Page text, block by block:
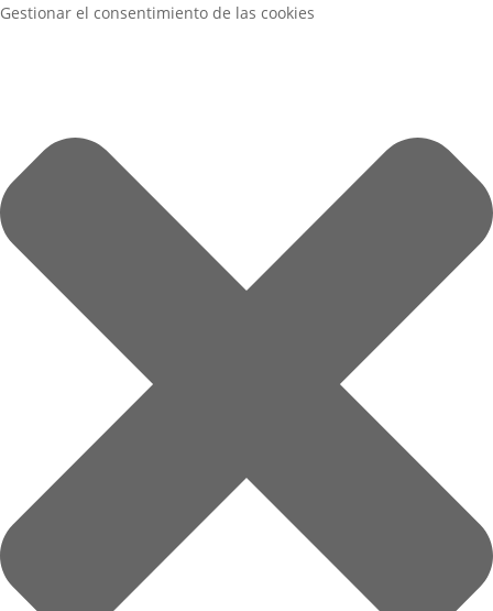
Gestionar el consentimiento de las cookies